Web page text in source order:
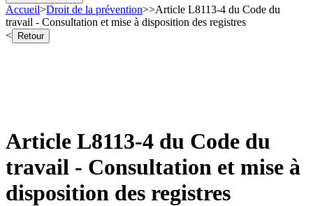
Accueil>Droit de la prévention>>Article L8113-4 du Code du
travail - Consultation et mise à disposition des registres
<
Retour
Article L8113-4 du Code du
travail - Consultation et mise à
disposition des registres